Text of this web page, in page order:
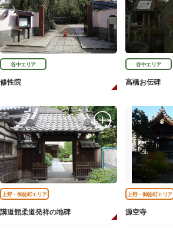
谷中エリア
修性院
谷中エリア
高橋お伝碑
上野・御徒町エリア
講道館柔道発祥の地碑
上野・御徒町エリア
源空寺